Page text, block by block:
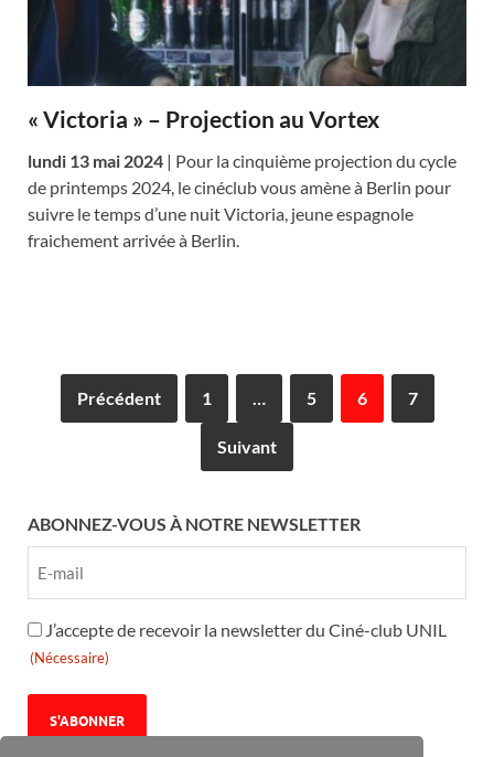
« Victoria » – Projection au Vortex
lundi 13 mai 2024 | Pour la cinquième projection du cycle
de printemps 2024, le cinéclub vous amène à Berlin pour
suivre le temps d’une nuit Victoria, jeune espagnole
fraichement arrivée à Berlin.
Précédent 1 … 5 6 7
Suivant
ABONNEZ-VOUS À NOTRE NEWSLETTER
RGPD
(Nécessaire)
J’accepte de recevoir la newsletter du Ciné-club UNIL
(Nécessaire)